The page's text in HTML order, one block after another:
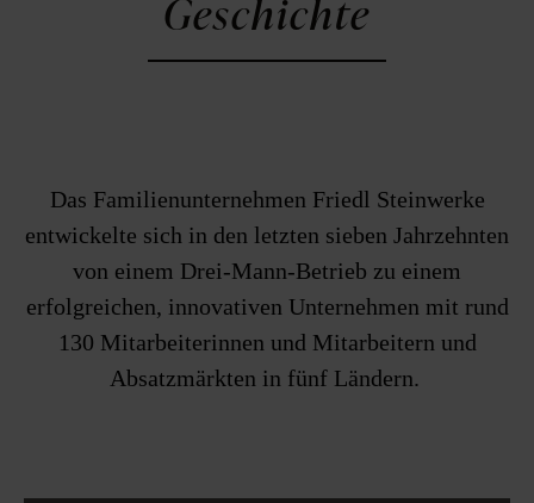
Geschichte
Das Familienunternehmen Friedl Steinwerke
entwickelte sich in den letzten sieben Jahrzehnten
von einem Drei-Mann-Betrieb zu einem
erfolgreichen, innovativen Unternehmen mit rund
130 Mitarbeiterinnen und Mitarbeitern und
Absatzmärkten in fünf Ländern.